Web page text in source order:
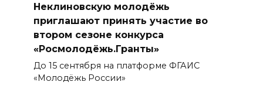
Неклиновскую молодёжь
приглашают принять участие во
втором сезоне конкурса
«Росмолодёжь.Гранты»
До 15 сентября на платформе ФГАИС
«Молодёжь России»